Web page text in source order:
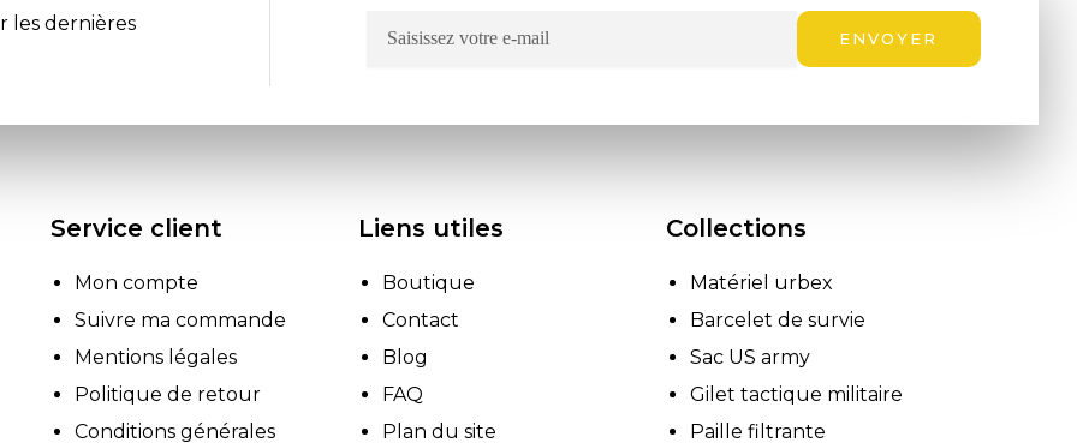
les dernières
ENVOYER
Service client
Mon compte
Suivre ma commande
Mentions légales
Politique de retour
Conditions générales
Liens utiles
Boutique
Contact
Blog
FAQ
Plan du site
Collections
Matériel urbex
Barcelet de survie
Sac US army
Gilet tactique militaire
Paille filtrante